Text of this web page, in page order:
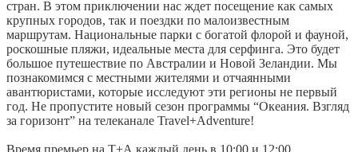
стран. В этом приключении нас ждет посещение как самых
крупных городов, так и поездки по малоизвестным
маршрутам. Национальные парки с богатой флорой и фауной,
роскошные пляжи, идеальные места для серфинга. Это будет
большое путешествие по Австралии и Новой Зеландии. Мы
познакомимся с местными жителями и отчаянными
авантюристами, которые исследуют эти регионы не первый
год. Не пропустите новый сезон программы “Океания. Взгляд
за горизонт” на телеканале Travel+Adventure!
Время премьер на Т+А каждый день в 10:00 и 12:00